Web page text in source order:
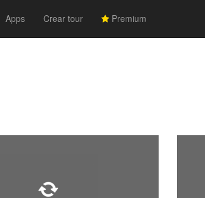
Apps Crear tour Premium